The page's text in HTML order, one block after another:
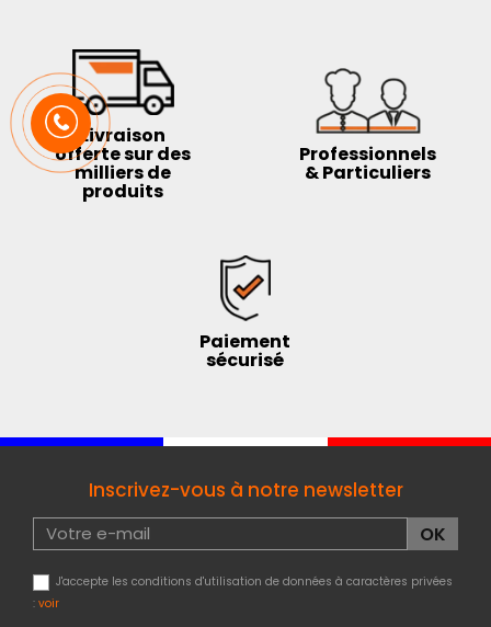
Livraison
offerte sur des
milliers de
produits
Professionnels
& Particuliers
Paiement
sécurisé
Inscrivez-vous à notre newsletter
J'accepte les conditions d'utilisation de données à caractères privées
: voir